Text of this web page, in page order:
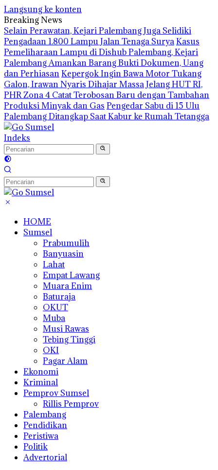
Langsung ke konten
Breaking News
Selain Perawatan, Kejari Palembang Juga Selidiki
Pengadaan 1.800 Lampu Jalan Tenaga SuryaKasus
Pemeliharaan Lampu di Dishub Palembang, Kejari
Palembang Amankan Barang Bukti Dokumen, Uang
dan PerhiasanKepergok Ingin Bawa Motor Tukang
Galon, Irawan Nyaris Dihajar MassaJelang HUT RI,
PHR Zona 4 Catat Terobosan Baru dengan Tambahan
Produksi Minyak dan Gas Pengedar Sabu di 15 Ulu
Palembang Ditangkap Saat Kabur ke Rumah Tetangga
Indeks
HOME
Sumsel
Prabumulih
Banyuasin
Lahat
Empat Lawang
Muara Enim
Baturaja
OKUT
Muba
Musi Rawas
Tebing Tinggi
OKI
Pagar Alam
Ekonomi
Kriminal
Pemprov Sumsel
Rillis Pemprov
Palembang
Pendidikan
Peristiwa
Politik
Advertorial